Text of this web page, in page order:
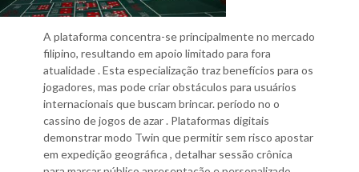
A plataforma concentra-se principalmente no mercado
filipino, resultando em apoio limitado para fora
atualidade . Esta especialização traz benefícios para os
jogadores, mas pode criar obstáculos para usuários
internacionais que buscam brincar. período no o
cassino de jogos de azar . Plataformas digitais
demonstrar modo Twin que permitir sem risco apostar
em expedição geográfica , detalhar sessão crônica